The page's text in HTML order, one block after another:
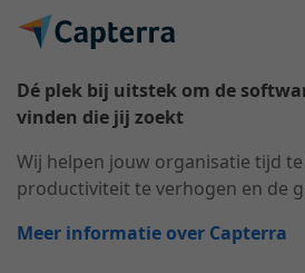
Dé plek bij uitstek om de
vinden die jij zoekt
Wij helpen jouw organisatie tijd
productiviteit te verhogen en de
Meer informatie over Capterra